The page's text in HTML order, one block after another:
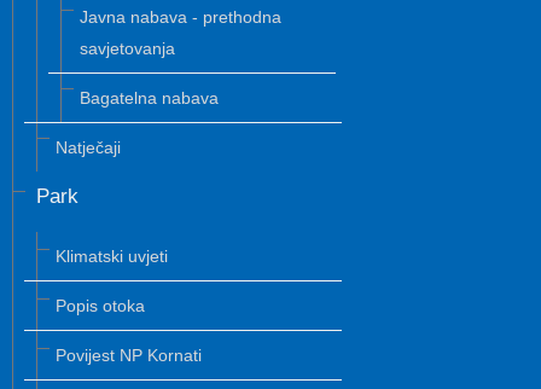
Javna nabava - prethodna
savjetovanja
Bagatelna nabava
Natječaji
Park
Klimatski uvjeti
Popis otoka
Povijest NP Kornati